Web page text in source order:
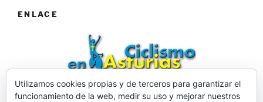
ENLACE
Utilizamos cookies propias y de terceros para garantizar el
funcionamiento de la web, medir su uso y mejorar nuestros